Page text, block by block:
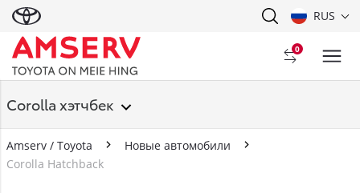
RUS
0
Corolla хэтчбек
Amserv / Toyota
Новые автомобили
Corolla Hatchback